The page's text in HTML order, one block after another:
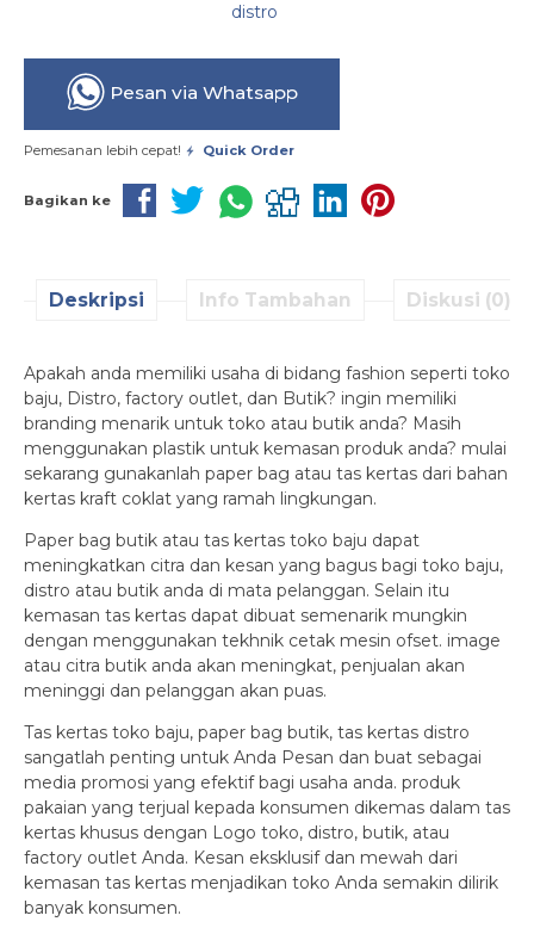
distro
Pesan via Whatsapp
Pemesanan lebih cepat! Quick Order
Bagikan ke
Deskripsi Info Tambahan Diskusi (0)
Apakah anda memiliki usaha di bidang fashion seperti toko
baju, Distro, factory outlet, dan Butik? ingin memiliki
branding menarik untuk toko atau butik anda? Masih
menggunakan plastik untuk kemasan produk anda? mulai
sekarang gunakanlah paper bag atau tas kertas dari bahan
kertas kraft coklat yang ramah lingkungan.
Paper bag butik atau tas kertas toko baju dapat
meningkatkan citra dan kesan yang bagus bagi toko baju,
distro atau butik anda di mata pelanggan. Selain itu
kemasan tas kertas dapat dibuat semenarik mungkin
dengan menggunakan tekhnik cetak mesin ofset. image
atau citra butik anda akan meningkat, penjualan akan
meninggi dan pelanggan akan puas.
Tas kertas toko baju, paper bag butik, tas kertas distro
sangatlah penting untuk Anda Pesan dan buat sebagai
media promosi yang efektif bagi usaha anda. produk
pakaian yang terjual kepada konsumen dikemas dalam tas
kertas khusus dengan Logo toko, distro, butik, atau
factory outlet Anda. Kesan eksklusif dan mewah dari
kemasan tas kertas menjadikan toko Anda semakin dilirik
banyak konsumen.